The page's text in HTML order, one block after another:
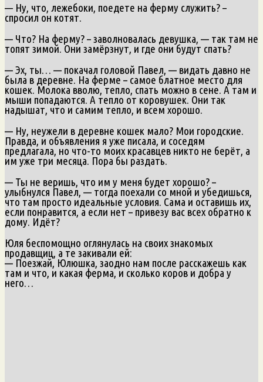
— Ну, что, лежебоки, поедете на ферму служить? –
спросил он котят.
— Что? На ферму? – заволновалась девушка, — так там не
топят зимой. Они замёрзнут, и где они будут спать?
— Эх, ты… — покачал головой Павел, — видать давно не
была в деревне. На ферме – самое блатное место для
кошек. Молока вволю, тепло, спать можно в сене. А там и
мыши попадаются. А тепло от коровушек. Они так
надышат, что и самим тепло, и всем хорошо.
— Ну, неужели в деревне кошек мало? Мои городские.
Правда, и объявления я уже писала, и соседям
предлагала, но что-то моих красавцев никто не берёт, а
им уже три месяца. Пора бы раздать.
— Ты не веришь, что им у меня будет хорошо? –
улыбнулся Павел, — тогда поехали со мной и убедишься,
что там просто идеальные условия. Сама и оставишь их,
если понравится, а если нет – привезу вас всех обратно к
дому. Идёт?
Юля беспомощно оглянулась на своих знакомых
продавщиц, а те закивали ей:
— Поезжай, Юлюшка, заодно нам после расскажешь как
там и что, и какая ферма, и сколько коров и добра у
него…